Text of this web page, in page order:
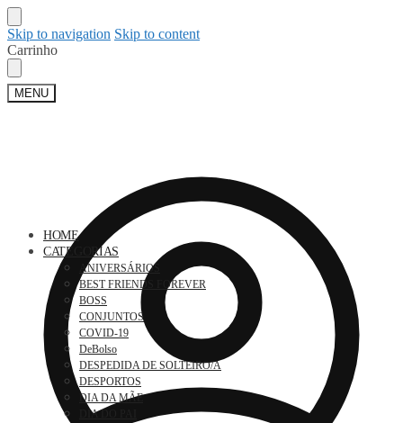
Skip to navigation Skip to content
Carrinho
MENU
HOME
CATEGORIAS
ANIVERSÁRIOS
BEST FRIENDS FOREVER
BOSS
CONJUNTOS
COVID-19
DeBolso
DESPEDIDA DE SOLTEIRO/A
DESPORTOS
DIA DA MÃE
DIA DO PAI